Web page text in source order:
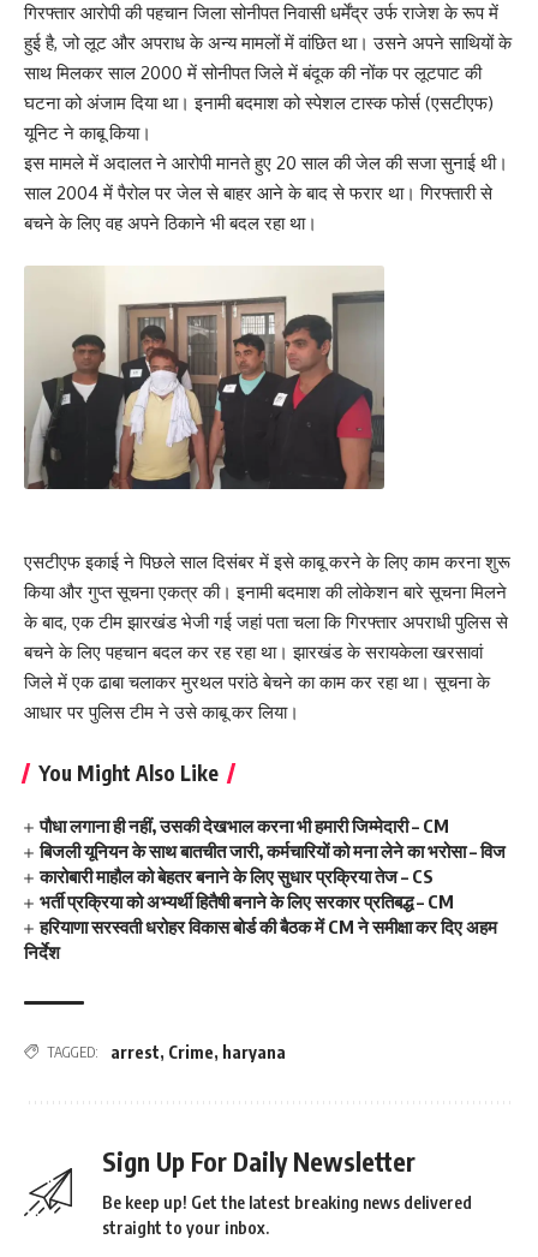
गिरफ्तार आरोपी की पहचान जिला सोनीपत निवासी धर्मेंद्र उर्फ राजेश के रूप में
हुई है, जो लूट और अपराध के अन्य मामलों में वांछित था। उसने अपने साथियों के
साथ मिलकर साल 2000 में सोनीपत जिले में बंदूक की नोंक पर लूटपाट की
घटना को अंजाम दिया था। इनामी बदमाश को स्पेशल टास्क फोर्स (एसटीएफ)
यूनिट ने काबू किया।
इस मामले में अदालत ने आरोपी मानते हुए 20 साल की जेल की सजा सुनाई थी।
साल 2004 में पैरोल पर जेल से बाहर आने के बाद से फरार था। गिरफ्तारी से
बचने के लिए वह अपने ठिकाने भी बदल रहा था।
एसटीएफ इकाई ने पिछले साल दिसंबर में इसे काबू करने के लिए काम करना शुरू
किया और गुप्त सूचना एकत्र की। इनामी बदमाश की लोकेशन बारे सूचना मिलने
के बाद, एक टीम झारखंड भेजी गई जहां पता चला कि गिरफ्तार अपराधी पुलिस से
बचने के लिए पहचान बदल कर रह रहा था। झारखंड के सरायकेला खरसावां
जिले में एक ढाबा चलाकर मुरथल परांठे बेचने का काम कर रहा था। सूचना के
आधार पर पुलिस टीम ने उसे काबू कर लिया।
You Might Also Like
पौधा लगाना ही नहीं, उसकी देखभाल करना भी हमारी जिम्मेदारी – CM
बिजली यूनियन के साथ बातचीत जारी, कर्मचारियों को मना लेने का भरोसा – विज
कारोबारी माहौल को बेहतर बनाने के लिए सुधार प्रक्रिया तेज – CS
भर्ती प्रक्रिया को अभ्यर्थी हितैषी बनाने के लिए सरकार प्रतिबद्ध – CM
हरियाणा सरस्वती धरोहर विकास बोर्ड की बैठक में CM ने समीक्षा कर दिए अहम
निर्देश
TAGGED: arrest, Crime, haryana
Sign Up For Daily Newsletter
Be keep up! Get the latest breaking news delivered
straight to your inbox.